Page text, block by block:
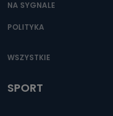
NA SYGNALE
POLITYKA
WSZYSTKIE
SPORT